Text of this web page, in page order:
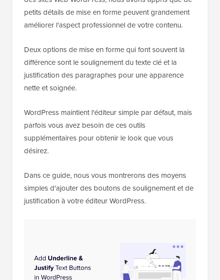
petits détails de mise en forme peuvent grandement
améliorer l'aspect professionnel de votre contenu.
Deux options de mise en forme qui font souvent la
différence sont le soulignement du texte clé et la
justification des paragraphes pour une apparence
nette et soignée.
WordPress maintient l'éditeur simple par défaut, mais
parfois vous avez besoin de ces outils
supplémentaires pour obtenir le look que vous
désirez.
Dans ce guide, nous vous montrerons des moyens
simples d'ajouter des boutons de soulignement et de
justification à votre éditeur WordPress.